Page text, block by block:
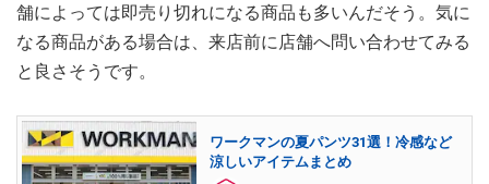
舗によっては即売り切れになる商品も多いんだそう。気に
なる商品がある場合は、来店前に店舗へ問い合わせてみる
と良さそうです。
ワークマンの夏パンツ31選！冷感など
涼しいアイテムまとめ